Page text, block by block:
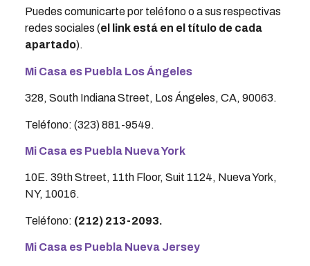
Puedes comunicarte por teléfono o a sus respectivas
redes sociales (el link está en el título de cada
apartado).
Mi Casa es Puebla Los Ángeles
328, South Indiana Street, Los Ángeles, CA, 90063.
Teléfono: (323) 881-9549.
Mi Casa es Puebla Nueva York
10E. 39th Street, 11th Floor, Suit 1124, Nueva York,
NY, 10016.
Teléfono: (212) 213-2093.
Mi Casa es Puebla Nueva Jersey